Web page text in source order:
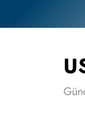
to